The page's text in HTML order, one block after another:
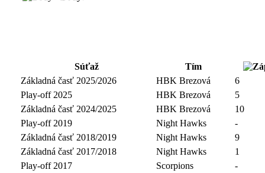
Súťaž
Tím
Základná časť 2025/2026
HBK Brezová
6
Play-off 2025
HBK Brezová
5
Základná časť 2024/2025
HBK Brezová
10
Play-off 2019
Night Hawks
-
Základná časť 2018/2019
Night Hawks
9
Základná časť 2017/2018
Night Hawks
1
Play-off 2017
Scorpions
-